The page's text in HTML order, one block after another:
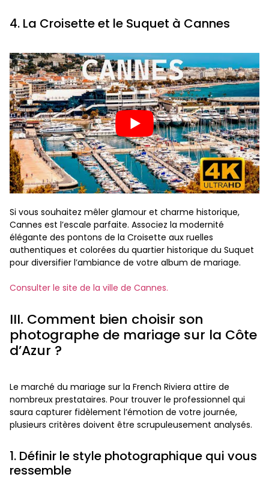
4. La Croisette et le Suquet à Cannes
Si vous souhaitez mêler glamour et charme historique,
Cannes est l’escale parfaite. Associez la modernité
élégante des pontons de la Croisette aux ruelles
authentiques et colorées du quartier historique du Suquet
pour diversifier l’ambiance de votre album de mariage.
Consulter le site de la ville de Cannes.
III. Comment bien choisir son
photographe de mariage sur la Côte
d’Azur ?
Le marché du mariage sur la French Riviera attire de
nombreux prestataires. Pour trouver le professionnel qui
saura capturer fidèlement l’émotion de votre journée,
plusieurs critères doivent être scrupuleusement analysés.
1. Définir le style photographique qui vous
ressemble